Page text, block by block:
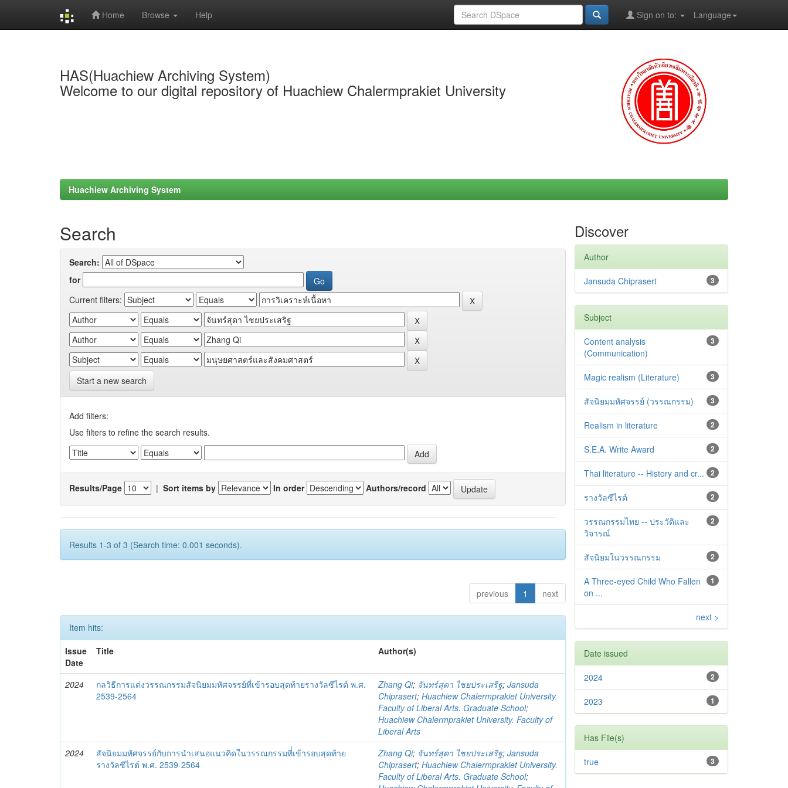
Home Browse Help Language
Sign on to:
HAS(Huachiew Archiving System)
Welcome to our digital repository of Huachiew Chalermprakiet University
Huachiew Archiving System
Search
Search:
for
Current filters:
Start a new search
Add filters:
Use filters to refine the search results.
Results/Page | Sort items by In order Authors/record
Results 1-3 of 3 (Search time: 0.001 seconds).
previous 1 next
Item hits:
Issue
Date
Title Author(s)
2024
กลวิธีการแต่งวรรณกรรมสัจนิยมมหัศจรรย์ที่เข้ารอบสุดท้ายรางวัลซีไรต์ พ.ศ.
2539-2564
Zhang Qi; จันทร์สุดา ไชยประเสริฐ;Jansuda
Chiprasert;Huachiew Chalermprakiet University.
Faculty of Liberal Arts. Graduate School;
Huachiew Chalermprakiet University. Faculty of
Liberal Arts
2024
สัจนิยมมหัศจรรย์กับการนำเสนอแนวคิดในวรรณกรรมที่่เข้ารอบสุดท้าย
รางวัลซีไรต์ พ.ศ. 2539-2564
Zhang Qi; จันทร์สุดา ไชยประเสริฐ;Jansuda
Chiprasert;Huachiew Chalermprakiet University.
Faculty of Liberal Arts. Graduate School;
Discover
Author
3
Jansuda Chiprasert
Subject
3
Content analysis
(Communication)
3
Magic realism (Literature)
3
สัจนิยมมหัศจรรย์ (วรรณกรรม)
2
Realism in literature
2
S.E.A. Write Award
2
Thai literature -- History and cr...
2
รางวัลซีไรต์
2
วรรณกรรมไทย -- ประวัติและ
วิจารณ์
2
สัจนิยมในวรรณกรรม
1
A Three-eyed Child Who Fallen
on ...
next >
Date issued
2
2024
1
2023
Has File(s)
3
true